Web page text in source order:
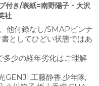
付き/表紙=南野陽子・大沢
社
他付録なし/SMAPピンナ
としてひどい状態ではあ
多少の経年劣化はご理解
GENJI,工藤静香,少年隊,